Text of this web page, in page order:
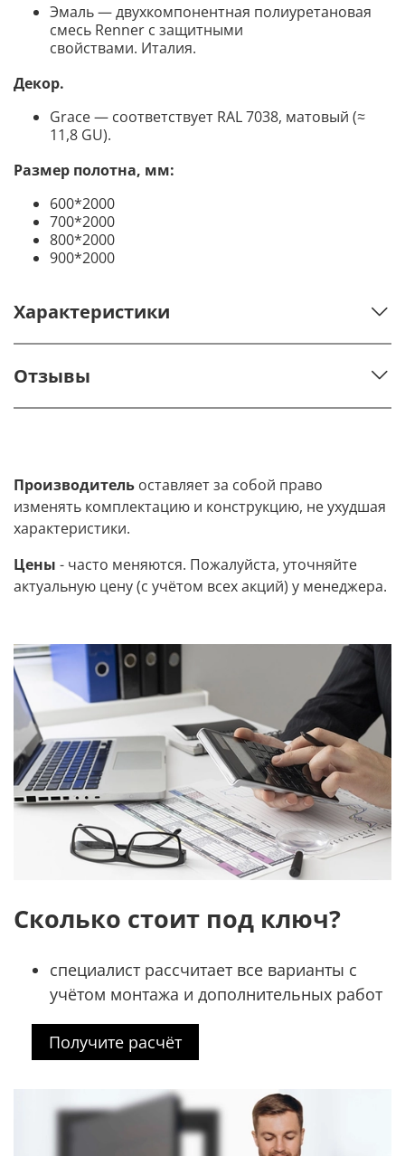
Эмаль — двухкомпонентная полиуретановая
смесь Renner с защитными
свойствами. Италия.
Декор.
Grace — соответствует RAL 7038, матовый (≈
11,8 GU).
Размер полотна, мм:
600*2000
700*2000
800*2000
900*2000
Характеристики
Отзывы
Производитель оставляет за собой право
изменять комплектацию и конструкцию, не ухудшая
характеристики.
Цены - часто меняются. Пожалуйста, уточняйте
актуальную цену (с учётом всех акций) у менеджера.
Сколько стоит под ключ?
специалист рассчитает все варианты с
учётом монтажа и дополнительных работ
Получите расчёт